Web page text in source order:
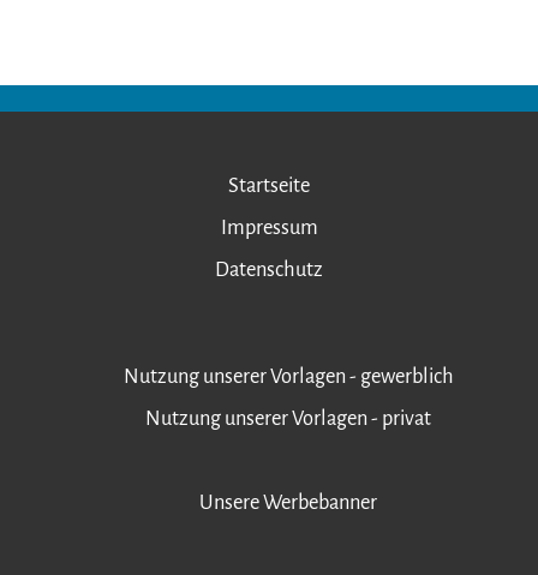
Startseite
Impressum
Datenschutz
Nutzung unserer Vorlagen - gewerblich
Nutzung unserer Vorlagen - privat
Unsere Werbebanner